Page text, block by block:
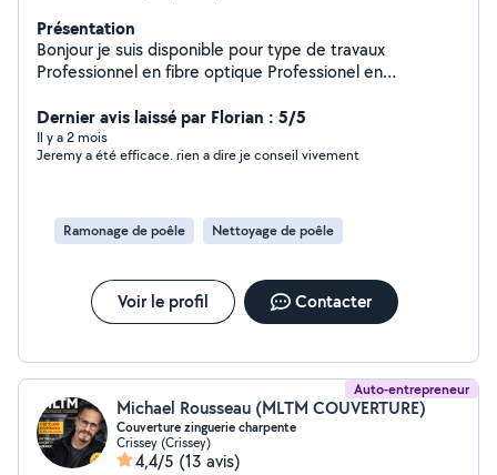
Présentation
Bonjour je suis disponible pour type de travaux
Professionnel en fibre optique Professionel en
Dernier avis laissé par Florian : 5/5
Il y a 2 mois
Jeremy a été efficace. rien a dire je conseil vivement
Ramonage de poêle Nettoyage de poêle
Voir le profil Contacter
Auto-entrepreneur
Michael Rousseau (MLTM COUVERTURE)
Couverture zinguerie charpente
Crissey (Crissey)
4,4/5 (13 avis)